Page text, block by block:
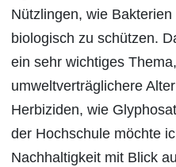
Nützlingen, wie
biologisch zu schützen.
ein sehr wichtiges
umweltverträglichere
Herbiziden, wie
der Hochschule möchte
Nachhaltigkeit mit Blick